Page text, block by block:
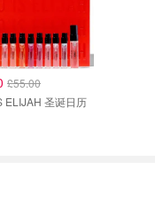
£55.00
ELIJAH 圣诞日历